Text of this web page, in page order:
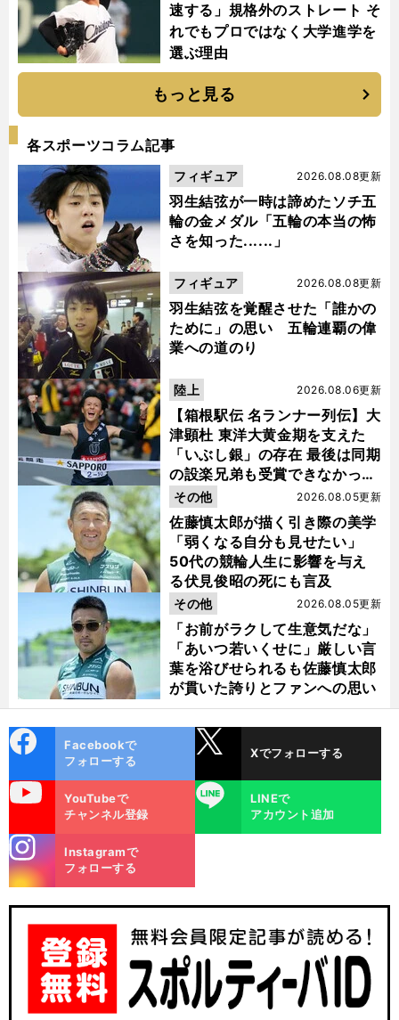
速する」規格外のストレート そ
れでもプロではなく大学進学を
選ぶ理由
もっと見る
各スポーツコラム記事
羽生結弦が一時は諦めたソチ五
輪の金メダル「五輪の本当の怖
さを知った......」
2026.08.08更新
フィギュア
羽生結弦を覚醒させた「誰かの
ために」の思い 五輪連覇の偉
業への道のり
2026.08.08更新
フィギュア
【箱根駅伝 名ランナー列伝】大
津顕杜 東洋大黄金期を支えた
「いぶし銀」の存在 最後は同期
の設楽兄弟も受賞できなかった
金栗杯に輝く
2026.08.06更新
陸上
佐藤慎太郎が描く引き際の美学
「弱くなる自分も見せたい」
50代の競輪人生に影響を与え
る伏見俊昭の死にも言及
2026.08.05更新
その他
「お前がラクして生意気だな」
「あいつ若いくせに」厳しい言
葉を浴びせられるも佐藤慎太郎
が貫いた誇りとファンへの思い
2026.08.05更新
その他
ok
Facebookで
フォローする
Xでフォローする
YouTubeで
チャンネル登録
LINE
LINEで
アカウント追加
m
Instagramで
フォローする